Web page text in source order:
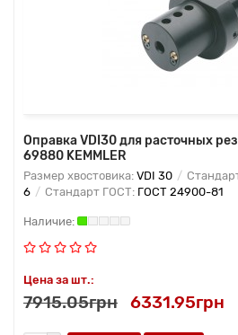
Оправка VDI30 для расточных
69880 KEMMLER
Размер хвостовика: VDI 30
6
Стандарт ГОСТ: ГОСТ 24900-81
Цена за шт.:
7915.05грн 6331.95грн